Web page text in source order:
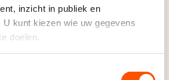
inzicht in publiek en
kunt kiezen wie uw gegevens
doelen.
was er een zeer warme